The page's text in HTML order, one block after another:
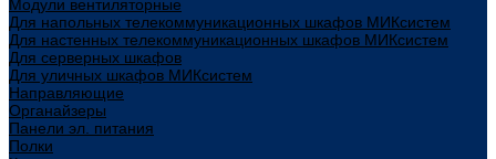
Модули вентиляторные
Для напольных телекоммуникационных шкафов МИКсистем
Для настенных телекоммуникационных шкафов МИКсистем
Для серверных шкафов
Для уличных шкафов МИКсистем
Направляющие
Органайзеры
Панели эл. питания
Полки